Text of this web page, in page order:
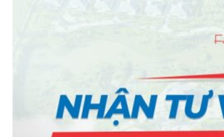
BƠM TRỤC ĐỨNG ĐƠN TẦNG CÁNH INLINE DP
BƠM TRỤC ĐỨNG ĐA TẦNG CÁNH EPSSO